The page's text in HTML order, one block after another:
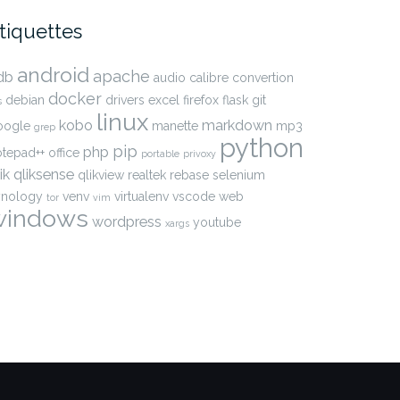
android apache audio calibre convertion
debian docker drivers excel firefox flask git
grep kobo linux manette markdown mp3
office php pip portable privoxy python
qliksense qlikview realtek rebase selenium
tor venv vim virtualenv vscode web
wordpress xargs youtube